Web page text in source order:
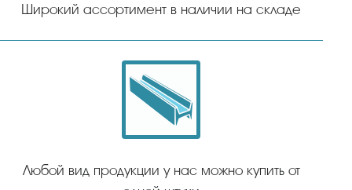
Широкий ассортимент в наличии на складе
Любой вид продукции у нас можно купить от